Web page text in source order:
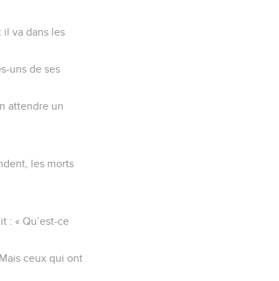
il va dans les
uns de ses
attendre un
les morts
: « Qu’est-ce
ceux qui ont